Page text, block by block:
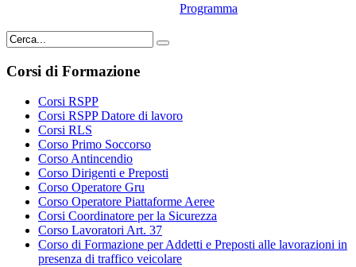
Programma
Corsi di Formazione
Corsi RSPP
Corsi RSPP Datore di lavoro
Corsi RLS
Corso Primo Soccorso
Corso Antincendio
Corso Dirigenti e Preposti
Corso Operatore Gru
Corso Operatore Piattaforme Aeree
Corsi Coordinatore per la Sicurezza
Corso Lavoratori Art. 37
Corso di Formazione per Addetti e Preposti alle lavorazioni in
presenza di traffico veicolare